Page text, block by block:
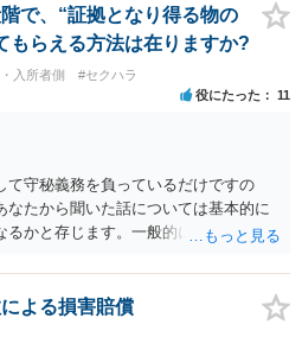
勧めいたします。
で、“証拠となり得る物の
もらえる方法は在りますか?
入所者側 #セクハラ
役にたった 11
て守秘義務を負っているだけですの
たから聞いた話については基本的に
るかと存じます。一般的に弁護士かぎ
相手方に誤解を与える可能性があり、
そういった要請は拒絶する場合が大半
況において弁護士かぎりの話にしてほ
よる損害賠償